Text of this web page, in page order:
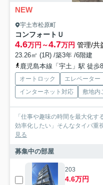
NEW
宇土市松原町
コンフォートＵ
4.6万円～4.7万円 管理/共
23.26㎡ (1R) /築3年 /6階建
鹿児島本線「宇土」駅 徒歩
オートロック エレベーター
インターネット対応
敷地内
「仕事や趣味の時間を最大化
効率化したい」そんなタイパ重
見る
募集中の部屋
203
4.6万円